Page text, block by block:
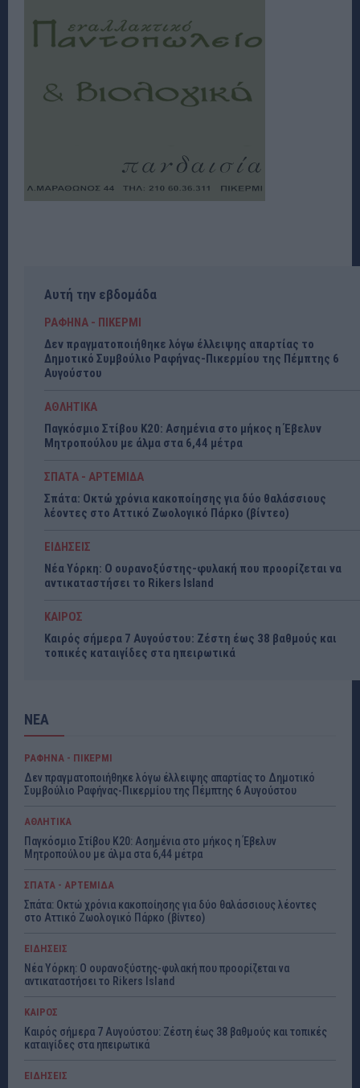
Αυτή την εβδομάδα
ΡΑΦΗΝΑ - ΠΙΚΕΡΜΙ
Δεν πραγματοποιήθηκε λόγω έλλειψης απαρτίας το
Δημοτικό Συμβούλιο Ραφήνας-Πικερμίου της Πέμπτης 6
Αυγούστου
ΑΘΛΗΤΙΚΑ
Παγκόσμιο Στίβου Κ20: Ασημένια στο μήκος η Έβελυν
Μητροπούλου με άλμα στα 6,44 μέτρα
ΣΠΑΤΑ - ΑΡΤΕΜΙΔΑ
Σπάτα: Οκτώ χρόνια κακοποίησης για δύο θαλάσσιους
λέοντες στο Αττικό Ζωολογικό Πάρκο (βίντεο)
ΕΙΔΗΣΕΙΣ
Νέα Υόρκη: Ο ουρανοξύστης-φυλακή που προορίζεται να
αντικαταστήσει το Rikers Island
ΚΑΙΡΟΣ
Καιρός σήμερα 7 Αυγούστου: Ζέστη έως 38 βαθμούς και
τοπικές καταιγίδες στα ηπειρωτικά
ΝΕΑ
ΡΑΦΗΝΑ - ΠΙΚΕΡΜΙ
Δεν πραγματοποιήθηκε λόγω έλλειψης απαρτίας το Δημοτικό
Συμβούλιο Ραφήνας-Πικερμίου της Πέμπτης 6 Αυγούστου
ΑΘΛΗΤΙΚΑ
Παγκόσμιο Στίβου Κ20: Ασημένια στο μήκος η Έβελυν
Μητροπούλου με άλμα στα 6,44 μέτρα
ΣΠΑΤΑ - ΑΡΤΕΜΙΔΑ
Σπάτα: Οκτώ χρόνια κακοποίησης για δύο θαλάσσιους λέοντες
στο Αττικό Ζωολογικό Πάρκο (βίντεο)
ΕΙΔΗΣΕΙΣ
Νέα Υόρκη: Ο ουρανοξύστης-φυλακή που προορίζεται να
αντικαταστήσει το Rikers Island
ΚΑΙΡΟΣ
Καιρός σήμερα 7 Αυγούστου: Ζέστη έως 38 βαθμούς και τοπικές
καταιγίδες στα ηπειρωτικά
ΕΙΔΗΣΕΙΣ